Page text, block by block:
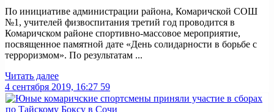
По инициативе администрации района, Комаричской СОШ
№1, учителей физвоспитания третий год проводится в
Комаричском районе спортивно-массовое мероприятие,
посвященное памятной дате «День солидарности в борьбе с
терроризмом». По результатам ...
Читать далее
4 сентября 2019, 16:27 59